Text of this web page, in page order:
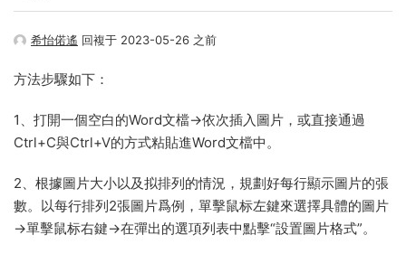
希怡偌遙 回複于 2023-05-26 之前
方法步驟如下：
1、打開一個空白的Word文檔→依次插入圖片，或直接通過
Ctrl+C與Ctrl+V的方式粘貼進Word文檔中。
2、根據圖片大小以及拟排列的情況，規劃好每行顯示圖片的張
數。以每行排列2張圖片爲例，單擊鼠标左鍵來選擇具體的圖片
→單擊鼠标右鍵→在彈出的選項列表中點擊“設置圖片格式”。